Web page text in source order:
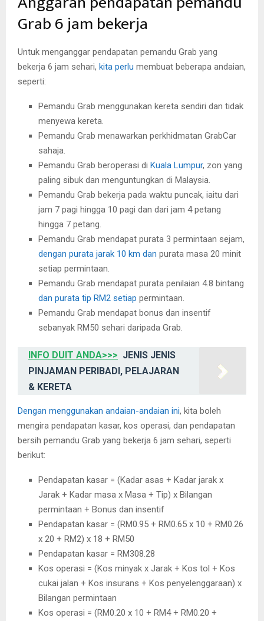
Grab 6 jam bekerja
Untuk menganggar pendapatan pemandu Grab yang
bekerja 6 jam sehari, kita perlu membuat beberapa andaian,
seperti:
Pemandu Grab menggunakan kereta sendiri dan tidak
menyewa kereta.
Pemandu Grab menawarkan perkhidmatan GrabCar
sahaja.
Pemandu Grab beroperasi di Kuala Lumpur, zon yang
paling sibuk dan menguntungkan di Malaysia.
Pemandu Grab bekerja pada waktu puncak, iaitu dari
jam 7 pagi hingga 10 pagi dan dari jam 4 petang
hingga 7 petang.
Pemandu Grab mendapat purata 3 permintaan sejam,
dengan purata jarak 10 km dan purata masa 20 minit
setiap permintaan.
Pemandu Grab mendapat purata penilaian 4.8 bintang
dan purata tip RM2 setiap permintaan.
Pemandu Grab mendapat bonus dan insentif
sebanyak RM50 sehari daripada Grab.
INFO DUIT ANDA>>> JENIS JENIS
PINJAMAN PERIBADI, PELAJARAN
& KERETA
Dengan menggunakan andaian-andaian ini, kita boleh
mengira pendapatan kasar, kos operasi, dan pendapatan
bersih pemandu Grab yang bekerja 6 jam sehari, seperti
berikut:
Pendapatan kasar = (Kadar asas + Kadar jarak x
Jarak + Kadar masa x Masa + Tip) x Bilangan
permintaan + Bonus dan insentif
Pendapatan kasar = (RM0.95 + RM0.65 x 10 + RM0.26
x 20 + RM2) x 18 + RM50
Pendapatan kasar = RM308.28
Kos operasi = (Kos minyak x Jarak + Kos tol + Kos
cukai jalan + Kos insurans + Kos penyelenggaraan) x
Bilangan permintaan
Kos operasi = (RM0.20 x 10 + RM4 + RM0.20 +